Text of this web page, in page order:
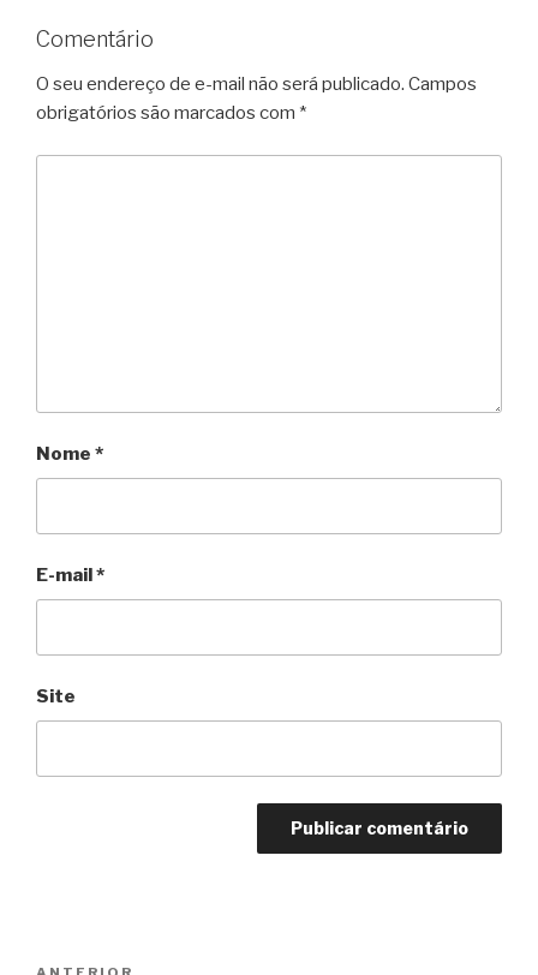
Comentário
O seu endereço de e-mail não será publicado. Campos
obrigatórios são marcados com *
Nome *
E-mail*
Site